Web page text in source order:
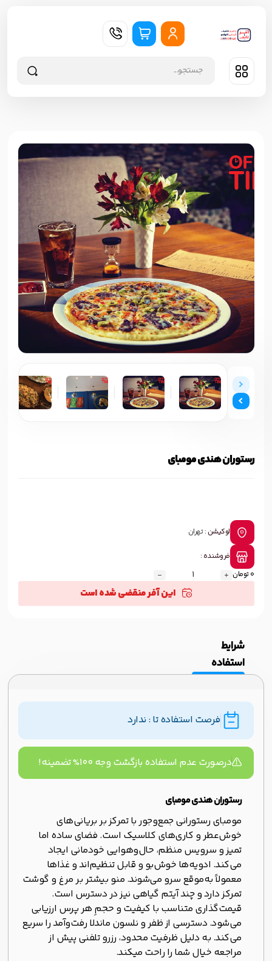
رستوران هندی مومبای
لوکیشن :تهران
فروشنده :
0 تومان
این آفر منقضی شده است
شرایط
استفاده
فرصت استفاده تا : ندارد
درصورت عدم استفاده بازگشت وجه ۱۰۰% تضمینه!
رستوران هندی مومبای
مومبای رستورانی جمع‌وجور با تمرکز بر بریانی‌های
خوش‌عطر و کاری‌های کلاسیک است. فضای ساده اما
تمیز و سرویس منظم، حال‌وهوایی خودمانی ایجاد
می‌کند. ادویه‌ها خوش‌بو و قابل تنظیم‌اند و غذاها
معمولاً به‌موقع سرو می‌شوند. منو بیشتر بر مرغ و گوشت
تمرکز دارد و چند آیتم گیاهی نیز در دسترس است.
قیمت‌گذاری متناسب با کیفیت و حجمِ هر پرس ارزیابی
می‌شود. دسترسی از ظفر و نلسون ماندلا رفت‌وآمد را سریع
می‌کند. به دلیل ظرفیت محدود، رزرو تلفنی پیش از
مراجعه خیال شما را راحت میکند.